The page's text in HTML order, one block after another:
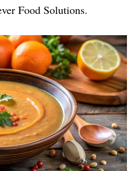
Food Solutions.